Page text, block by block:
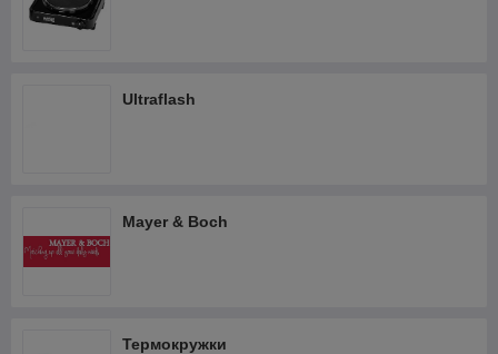
Ultraflash
Mayer & Boch
Термокружки